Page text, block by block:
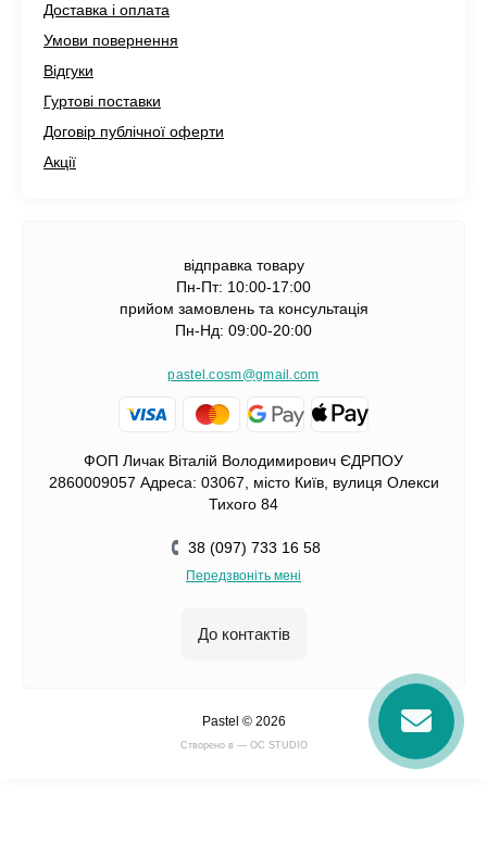
Доставка і оплата
Умови повернення
Відгуки
Гуртові поставки
Договір публічної оферти
Акції
відправка товару
Пн-Пт: 10:00-17:00
прийом замовлень та консультація
Пн-Нд: 09:00-20:00
pastel.cosm@gmail.com
ФОП Личак Віталій Володимирович ЄДРПОУ
2860009057 Адреса: 03067, місто Київ, вулиця Олекси
Тихого 84
38 (097) 733 16 58
Передзвоніть мені
До контактів
Pastel © 2026
Cтворено в — OC STUDIO